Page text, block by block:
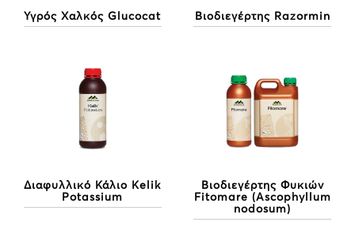
Υγρός Χαλκός Glucocat Βιοδιεγέρτης Razormin
Διαφυλλικό Κάλιο Kelik
Potassium
Βιοδιεγέρτης Φυκιών
Fitomare (Ascophyllum
nodosum)